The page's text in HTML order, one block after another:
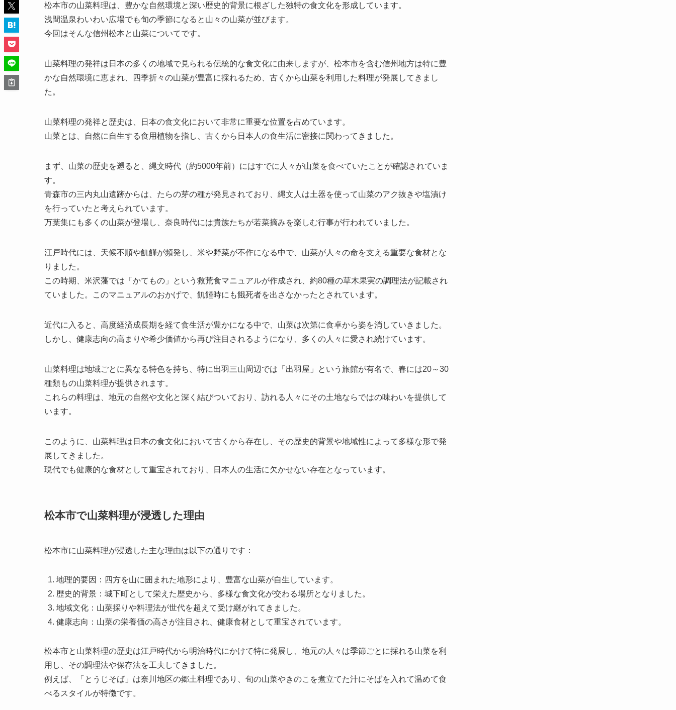
松本市の山菜料理は、豊かな自然環境と深い歴史的背景に根ざした独特の食文化を形成しています。
浅間温泉わいわい広場でも旬の季節になると山々の山菜が並びます。
今回はそんな信州松本と山菜についてです。
山菜料理の発祥は日本の多くの地域で見られる伝統的な食文化に由来しますが、松本市を含む信州地方は特に豊
かな自然環境に恵まれ、四季折々の山菜が豊富に採れるため、古くから山菜を利用した料理が発展してきまし
た。
山菜料理の発祥と歴史は、日本の食文化において非常に重要な位置を占めています。
山菜とは、自然に自生する食用植物を指し、古くから日本人の食生活に密接に関わってきました。
まず、山菜の歴史を遡ると、縄文時代（約5000年前）にはすでに人々が山菜を食べていたことが確認されていま
す。
青森市の三内丸山遺跡からは、たらの芽の種が発見されており、縄文人は土器を使って山菜のアク抜きや塩漬け
を行っていたと考えられています。
万葉集にも多くの山菜が登場し、奈良時代には貴族たちが若菜摘みを楽しむ行事が行われていました。
江戸時代には、天候不順や飢饉が頻発し、米や野菜が不作になる中で、山菜が人々の命を支える重要な食材とな
りました。
この時期、米沢藩では「かてもの」という救荒食マニュアルが作成され、約80種の草木果実の調理法が記載され
ていました。このマニュアルのおかげで、飢饉時にも餓死者を出さなかったとされています。
近代に入ると、高度経済成長期を経て食生活が豊かになる中で、山菜は次第に食卓から姿を消していきました。
しかし、健康志向の高まりや希少価値から再び注目されるようになり、多くの人々に愛され続けています。
山菜料理は地域ごとに異なる特色を持ち、特に出羽三山周辺では「出羽屋」という旅館が有名で、春には20～30
種類もの山菜料理が提供されます。
これらの料理は、地元の自然や文化と深く結びついており、訪れる人々にその土地ならではの味わいを提供して
います。
このように、山菜料理は日本の食文化において古くから存在し、その歴史的背景や地域性によって多様な形で発
展してきました。
現代でも健康的な食材として重宝されており、日本人の生活に欠かせない存在となっています。
松本市で山菜料理が浸透した理由
松本市に山菜料理が浸透した主な理由は以下の通りです：
地理的要因：四方を山に囲まれた地形により、豊富な山菜が自生しています。
歴史的背景：城下町として栄えた歴史から、多様な食文化が交わる場所となりました。
地域文化：山菜採りや料理法が世代を超えて受け継がれてきました。
健康志向：山菜の栄養価の高さが注目され、健康食材として重宝されています。
松本市と山菜料理の歴史は江戸時代から明治時代にかけて特に発展し、地元の人々は季節ごとに採れる山菜を利
用し、その調理法や保存法を工夫してきました。
例えば、「とうじそば」は奈川地区の郷土料理であり、旬の山菜やきのこを煮立てた汁にそばを入れて温めて食
べるスタイルが特徴です。